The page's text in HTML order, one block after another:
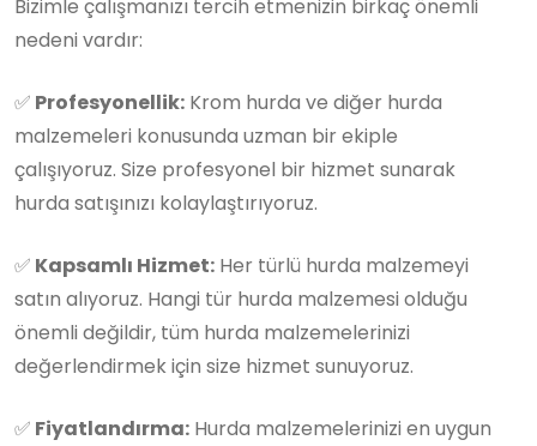
Bizimle çalışmanızı tercih etmenizin birkaç önemli
nedeni vardır:
✅ Profesyonellik: Krom hurda ve diğer hurda
malzemeleri konusunda uzman bir ekiple
çalışıyoruz. Size profesyonel bir hizmet sunarak
hurda satışınızı kolaylaştırıyoruz.
✅ Kapsamlı Hizmet: Her türlü hurda malzemeyi
satın alıyoruz. Hangi tür hurda malzemesi olduğu
önemli değildir, tüm hurda malzemelerinizi
değerlendirmek için size hizmet sunuyoruz.
✅ Fiyatlandırma: Hurda malzemelerinizi en uygun